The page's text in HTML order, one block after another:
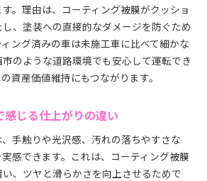
。理由は、コーティング被膜がクッショ
、塗装への直接的なダメージを防ぐため
ング済みの車は未施工車に比べて細かな
のような道路環境でも安心して運転でき
資産価値維持にもつながります。
感じる仕上がりの違い
手触りや光沢感、汚れの落ちやすさな
感できます。これは、コーティング被膜
、ツヤと滑らかさを向上させるためで